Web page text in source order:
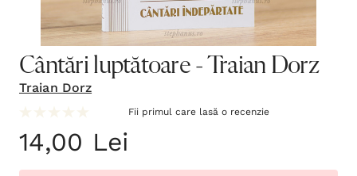
Cântări luptătoare - Traian Dorz
Traian Dorz
Fii primul care lasă o recenzie
14,00 Lei